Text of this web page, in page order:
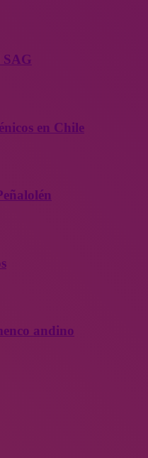
SAG
en Chile
andino